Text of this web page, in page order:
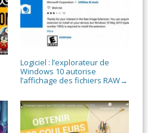
Logiciel : l’explorateur de
Windows 10 autorise
l’affichage des fichiers RAW→